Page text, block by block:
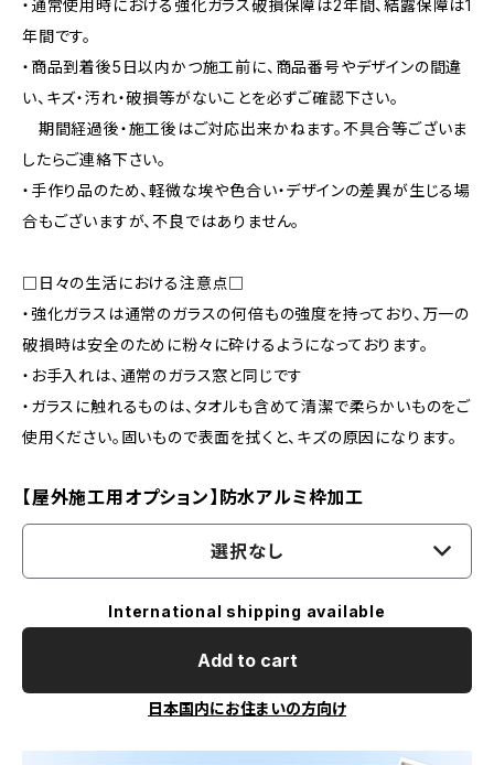
・通常使用時における強化ガラス破損保障は2年間、結露保障は1
年間です。
・商品到着後5日以内かつ施工前に、商品番号やデザインの間違
い、キズ・汚れ・破損等がないことを必ずご確認下さい。
期間経過後・施工後はご対応出来かねます。不具合等ございま
したらご連絡下さい。
・手作り品のため、軽微な埃や色合い・デザインの差異が生じる場
合もございますが、不良ではありません。
□日々の生活における注意点□
・強化ガラスは通常のガラスの何倍もの強度を持っており、万一の
破損時は安全のために粉々に砕けるようになっております。
・お手入れは、通常のガラス窓と同じです
・ガラスに触れるものは、タオルも含めて清潔で柔らかいものをご
使用ください。固いもので表面を拭くと、キズの原因になります。
【屋外施工用オプション】防水アルミ枠加工
選択なし
International shipping available
Add to cart
日本国内にお住まいの方向け